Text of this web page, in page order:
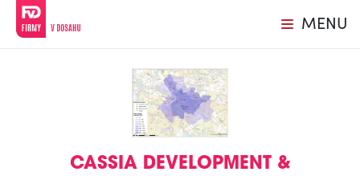
MENU
CASSIA DEVELOPMENT &